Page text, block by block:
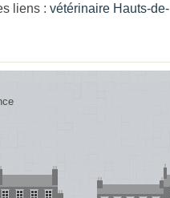
liens : vétérinaire Hauts-de-